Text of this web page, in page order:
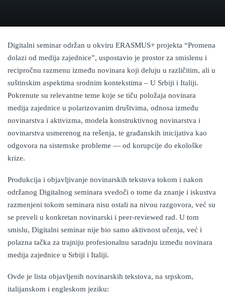
Digitalni seminar održan u okviru ERASMUS+ projekta “Promena
dolazi od medija zajednice”, uspostavio je prostor za smislenu i
recipročnu razmenu između novinara koji deluju u različitim, ali u
suštinskim aspektima srodnim kontekstima – U Srbiji i Italiji.
Pokrenute su relevantne teme koje se tiču položaja novinara
medija zajednice u polarizovanim društvima, odnosa između
novinarstva i aktivizma, modela konstruktivnog novinarstva i
novinarstva usmerenog na rešenja, te građanskih inicijativa kao
odgovora na sistemske probleme — od korupcije do ekološke
krize.
Produkcija i objavljivanje novinarskih tekstova tokom i nakon
održanog Digitalnog seminara svedoči o tome da znanje i iskustva
razmenjeni tokom seminara nisu ostali na nivou razgovora, već su
se preveli u konkretan novinarski i peer-reviewed rad. U tom
smislu, Digitalni seminar nije bio samo aktivnost učenja, već i
polazna tačka za trajniju profesionalnu saradnju između novinara
medija zajednice u Srbiji i Italiji.
Ovde je lista objavljenih novinarskih tekstova, na srpskom,
italijanskom i engleskom jeziku: